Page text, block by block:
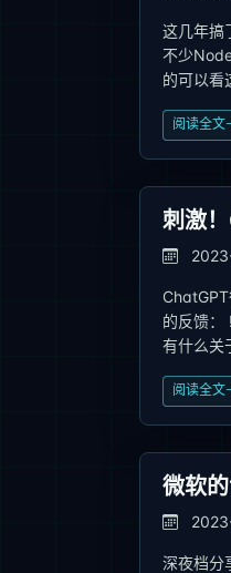
这几年搞
不少
的可以
阅读全文
刺激
的反馈
有什么关
阅读全文
微软
深夜档分